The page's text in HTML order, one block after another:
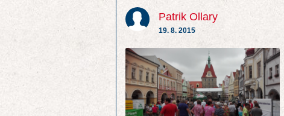
Patrik Ollary
19. 8. 2015